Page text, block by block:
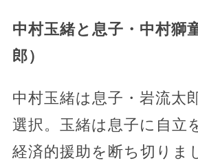
中村玉緒と息子・中村獅
郎）
中村玉緒は息子・岩流太
選択。玉緒は息子に自立
経済的援助を断ち切りま